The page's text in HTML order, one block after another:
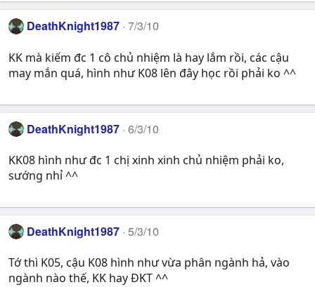
DeathKnight1987 7/3/10
KK mà kiếm đc 1 cô chủ nhiệm là hay lắm rồi, các cậu
may mắn quá, hình như K08 lên đây học rồi phải ko ^^
DeathKnight1987 6/3/10
KK08 hình như đc 1 chị xinh xinh chủ nhiệm phải ko,
sướng nhỉ ^^
DeathKnight1987 5/3/10
Tớ thì K05, cậu K08 hình như vừa phân ngành hả, vào
ngành nào thế, KK hay ĐKT ^^